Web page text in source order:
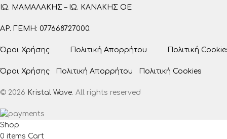
ΙΩ. ΜΑΜΑΛΑΚΗΣ – ΙΩ. ΚΑΝΑΚΗΣ ΟΕ
ΑΡ. ΓΕΜΗ: 077668727000.
Όροι Χρήσης Πολιτική Απορρήτου Πολιτική
Όροι Χρήσης Πολιτική Απορρήτου Πολιτική Cookies
© 2026 Kristal Wave. All rights reserved
Shop
0 items Cart